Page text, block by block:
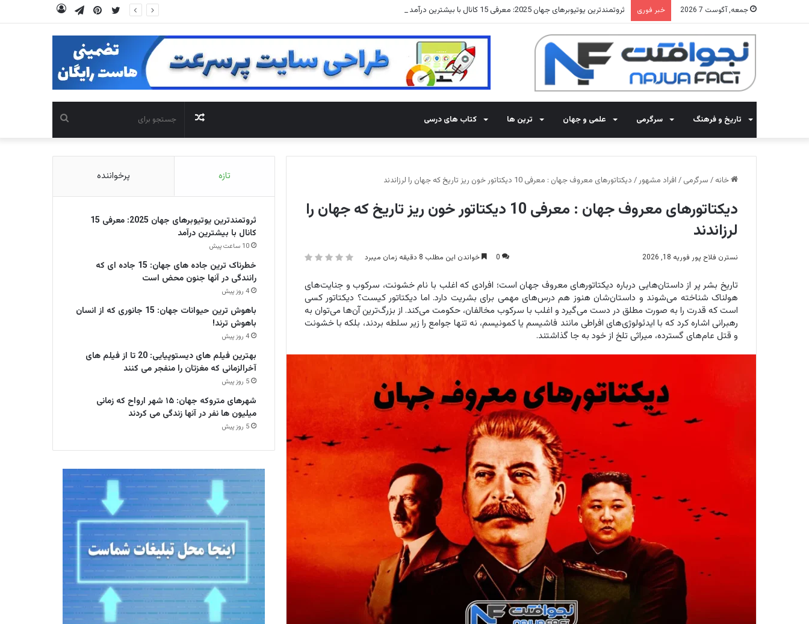
جمعه, آگوست 7 2026 خبر فوری ثروتمندترین یوتیوبرهای جهان 2025: معرفی 15 کانال با بیشترین درآمد تلگرام
‫پین‌ترست توییتر
تاریخ و فرهنگ سرگرمی علمی و جهان ترین ها کتاب های درسی
برای
نوشته
تصادفی
خانه / سرگرمی / افراد مشهور/ دیکتاتورهای معروف جهان : معرفی 10 دیکتاتور خون ریز تاریخ که جهان را لرزاندند
دیکتاتورهای معروف جهان : معرفی 10 دیکتاتور خون ریز تاریخ که جهان را
لرزاندند
نسترن فلاح پور فوریه 18, 2026 0 خواندن این مطلب 8 دقیقه زمان میبرد
تاریخ بشر پر از داستان‌هایی درباره دیکتاتورهای معروف جهان است؛ افرادی که اغلب با نام خشونت، سرکوب و جنایت‌های
هولناک شناخته می‌شوند و داستان‌شان هنوز هم درس‌های مهمی برای بشریت دارد. اما دیکتاتور کیست؟ دیکتاتور کسی
است که قدرت را به صورت مطلق در دست می‌گیرد و اغلب با سرکوب مخالفان، حکومت می‌کند. از بزرگ‌ترین آن‌ها می‌توان به
رهبرانی اشاره کرد که با ایدئولوژی‌های افراطی مانند فاشیسم یا کمونیسم، نه تنها جوامع را زیر سلطه بردند، بلکه با خشونت
و قتل عام‌های گسترده، میراثی تلخ از خود به جا گذاشتند.
تازه پرخواننده
ثروتمندترین یوتیوبرهای جهان 2025: معرفی 15
کانال با بیشترین درآمد
10 ساعت پیش
خطرناک ترین جاده های جهان: 15 جاده ای که
رانندگی در آنها جنون محض است
4 روز پیش
باهوش ترین حیوانات جهان: 15 جانوری که از انسان
باهوش ترند!
4 روز پیش
بهترین فیلم های دیستوپیایی: 20 تا از فیلم های
آخرالزمانی که مغزتان را منفجر می کنند
5 روز پیش
شهرهای متروکه جهان: ۱۵ شهر ارواح که زمانی
میلیون ها نفر در آنها زندگی می کردند
5 روز پیش